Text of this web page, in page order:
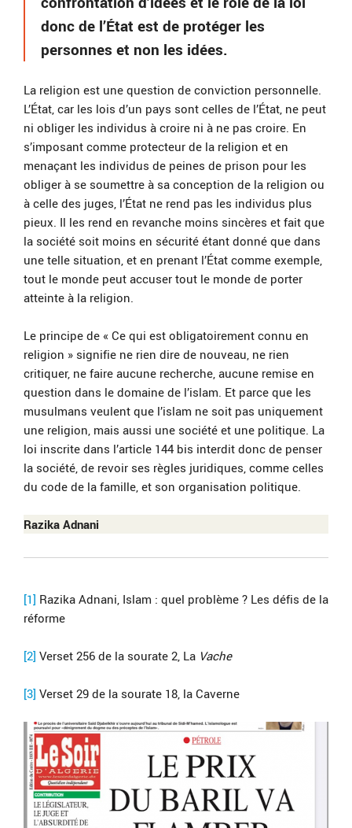
donc de l’État est de protéger les
personnes et non les idées.
La religion est une question de conviction personnelle.
L’État, car les lois d’un pays sont celles de l’État, ne peut
ni obliger les individus à croire ni à ne pas croire. En
s’imposant comme protecteur de la religion et en
menaçant les individus de peines de prison pour les
obliger à se soumettre à sa conception de la religion ou
à celle des juges, l’État ne rend pas les individus plus
pieux. Il les rend en revanche moins sincères et fait que
la société soit moins en sécurité étant donné que dans
une telle situation, et en prenant l’État comme exemple,
tout le monde peut accuser tout le monde de porter
atteinte à la religion.
Le principe de « Ce qui est obligatoirement connu en
religion » signifie ne rien dire de nouveau, ne rien
critiquer, ne faire aucune recherche, aucune remise en
question dans le domaine de l’islam. Et parce que les
musulmans veulent que l’islam ne soit pas uniquement
une religion, mais aussi une société et une politique. La
loi inscrite dans l’article 144 bis interdit donc de penser
la société, de revoir ses règles juridiques, comme celles
du code de la famille, et son organisation politique.
Razika Adnani
[1] Razika Adnani, Islam : quel problème ? Les défis de la
réforme
[2] Verset 256 de la sourate 2, La Vache
[3] Verset 29 de la sourate 18, la Caverne